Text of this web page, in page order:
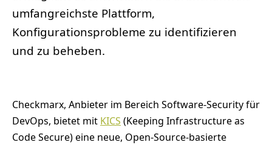
umfangreichste Plattform,
Konfigurationsprobleme zu identifizieren
und zu beheben.
Checkmarx, Anbieter im Bereich Software-Security für
DevOps, bietet mit KICS (Keeping Infrastructure as
Code Secure) eine neue, Open-Source-basierte